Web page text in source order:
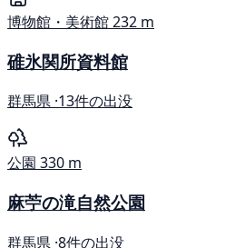
博物館・美術館232 m
碓氷関所資料館
群馬県 ·13件の出没
公園 330 m
麻苧の滝自然公園
群馬県 ·8件の出没